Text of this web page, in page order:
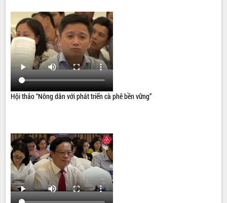
Hội thảo “Nông dân với phát triển cà phê bền vững”